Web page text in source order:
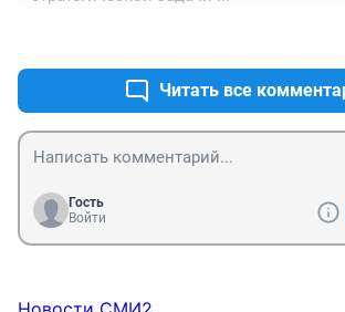
Читать все
Гость
Войти